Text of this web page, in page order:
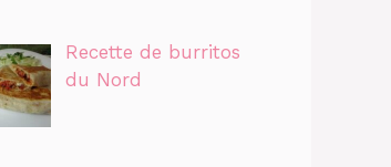
Recette de burritos
du Nord